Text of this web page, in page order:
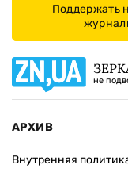
Поддержать
не
АРХИВ
Внутренняя